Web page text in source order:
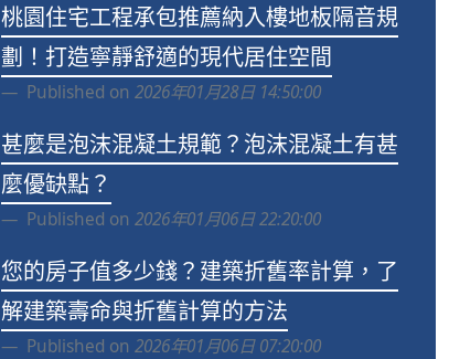
桃園住宅工程承包推薦納入樓地板隔音規
劃！打造寧靜舒適的現代居住空間
Published on 2026年01月28日 14:50:00
甚麼是泡沫混凝土規範？泡沫混凝土有甚
麼優缺點？
Published on 2026年01月06日 22:20:00
您的房子值多少錢？建築折舊率計算，了
解建築壽命與折舊計算的方法
Published on 2026年01月06日 07:20:00